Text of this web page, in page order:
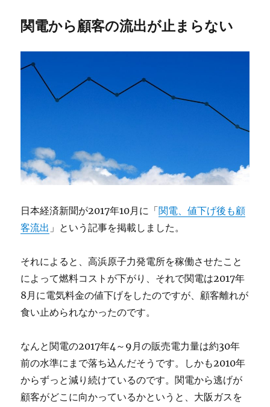
関電から顧客の流出が止まらない
日本経済新聞が2017年10月に「関電、値下げ後も顧
客流出 」という記事を掲載しました。
それによると、高浜原子力発電所を稼働させたこと
によって燃料コストが下がり、それで関電は2017年
8月に電気料金の値下げをしたのですが、顧客離れが
食い止められなかったのです。
なんと関電の2017年4～9月の販売電力量は約30年
前の水準にまで落ち込んだそうです。しかも2010年
からずっと減り続けているのです。関電から逃げが
顧客がどこに向かっているかというと、大阪ガスを